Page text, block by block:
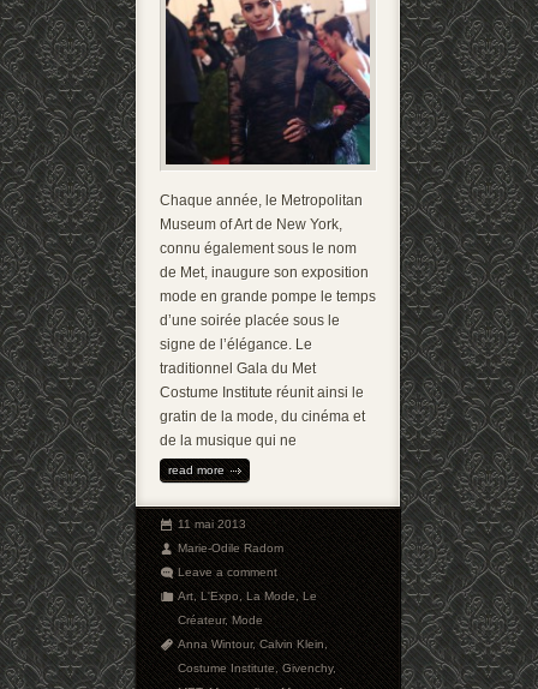
Chaque année, le Metropolitan
Museum of Art de New York,
connu également sous le nom
de Met, inaugure son exposition
mode en grande pompe le temps
d’une soirée placée sous le
signe de l’élégance. Le
traditionnel Gala du Met
Costume Institute réunit ainsi le
gratin de la mode, du cinéma et
de la musique qui ne
read more
11 mai 2013
Marie-Odile Radom
Leave a comment
Art,L'Expo,La Mode,Le
Créateur,Mode
Anna Wintour,Calvin Klein,
Costume Institute,Givenchy,